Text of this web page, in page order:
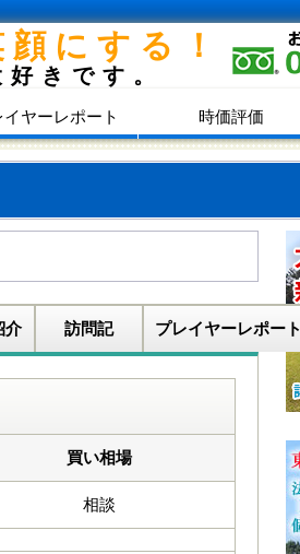
にする！
きです。
イヤーレポート 時価評価
介 訪問記 プレイヤーレポート
買い相場
相談